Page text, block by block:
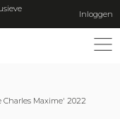
Inloggen
Maxime' 2022